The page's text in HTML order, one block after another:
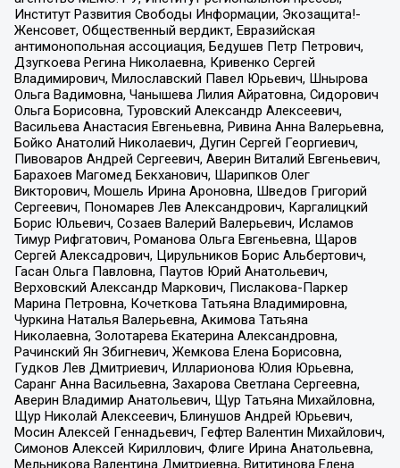
Институт Развития Свободы Информации, Экозащита!-
Женсовет, Общественный вердикт, Евразийская
антимонопольная ассоциация, Бедушев Петр Петрович,
Дзугкоева Регина Николаевна, Кривенко Сергей
Владимирович, Милославский Павел Юрьевич, Шнырова
Ольга Вадимовна, Чанышева Лилия Айратовна, Сидорович
Ольга Борисовна, Туровский Александр Алексеевич,
Васильева Анастасия Евгеньевна, Ривина Анна Валерьевна,
Бойко Анатолий Николаевич, Дугин Сергей Георгиевич,
Пивоваров Андрей Сергеевич, Аверин Виталий Евгеньевич,
Барахоев Магомед Бекханович, Шарипков Олег
Викторович, Мошель Ирина Ароновна, Шведов Григорий
Сергеевич, Пономарев Лев Александрович, Каргалицкий
Борис Юльевич, Созаев Валерий Валерьевич, Исламов
Тимур Рифгатович, Романова Ольга Евгеньевна, Щаров
Сергей Алексадрович, Цирульников Борис Альбертович,
Гасан Ольга Павловна, Паутов Юрий Анатольевич,
Верховский Александр Маркович, Пислакова-Паркер
Марина Петровна, Кочеткова Татьяна Владимировна,
Чуркина Наталья Валерьевна, Акимова Татьяна
Николаевна, Золотарева Екатерина Александровна,
Рачинский Ян Збигневич, Жемкова Елена Борисовна,
Гудков Лев Дмитриевич, Илларионова Юлия Юрьевна,
Саранг Анна Васильевна, Захарова Светлана Сергеевна,
Аверин Владимир Анатольевич, Щур Татьяна Михайловна,
Щур Николай Алексеевич, Блинушов Андрей Юрьевич,
Мосин Алексей Геннадьевич, Гефтер Валентин Михайлович,
Симонов Алексей Кириллович, Флиге Ирина Анатольевна,
Мельникова Валентина Дмитриевна, Вититинова Елена